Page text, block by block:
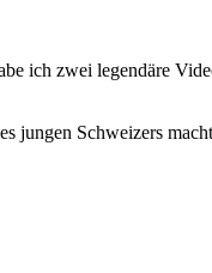
ich zwei legendäre
Schweizers